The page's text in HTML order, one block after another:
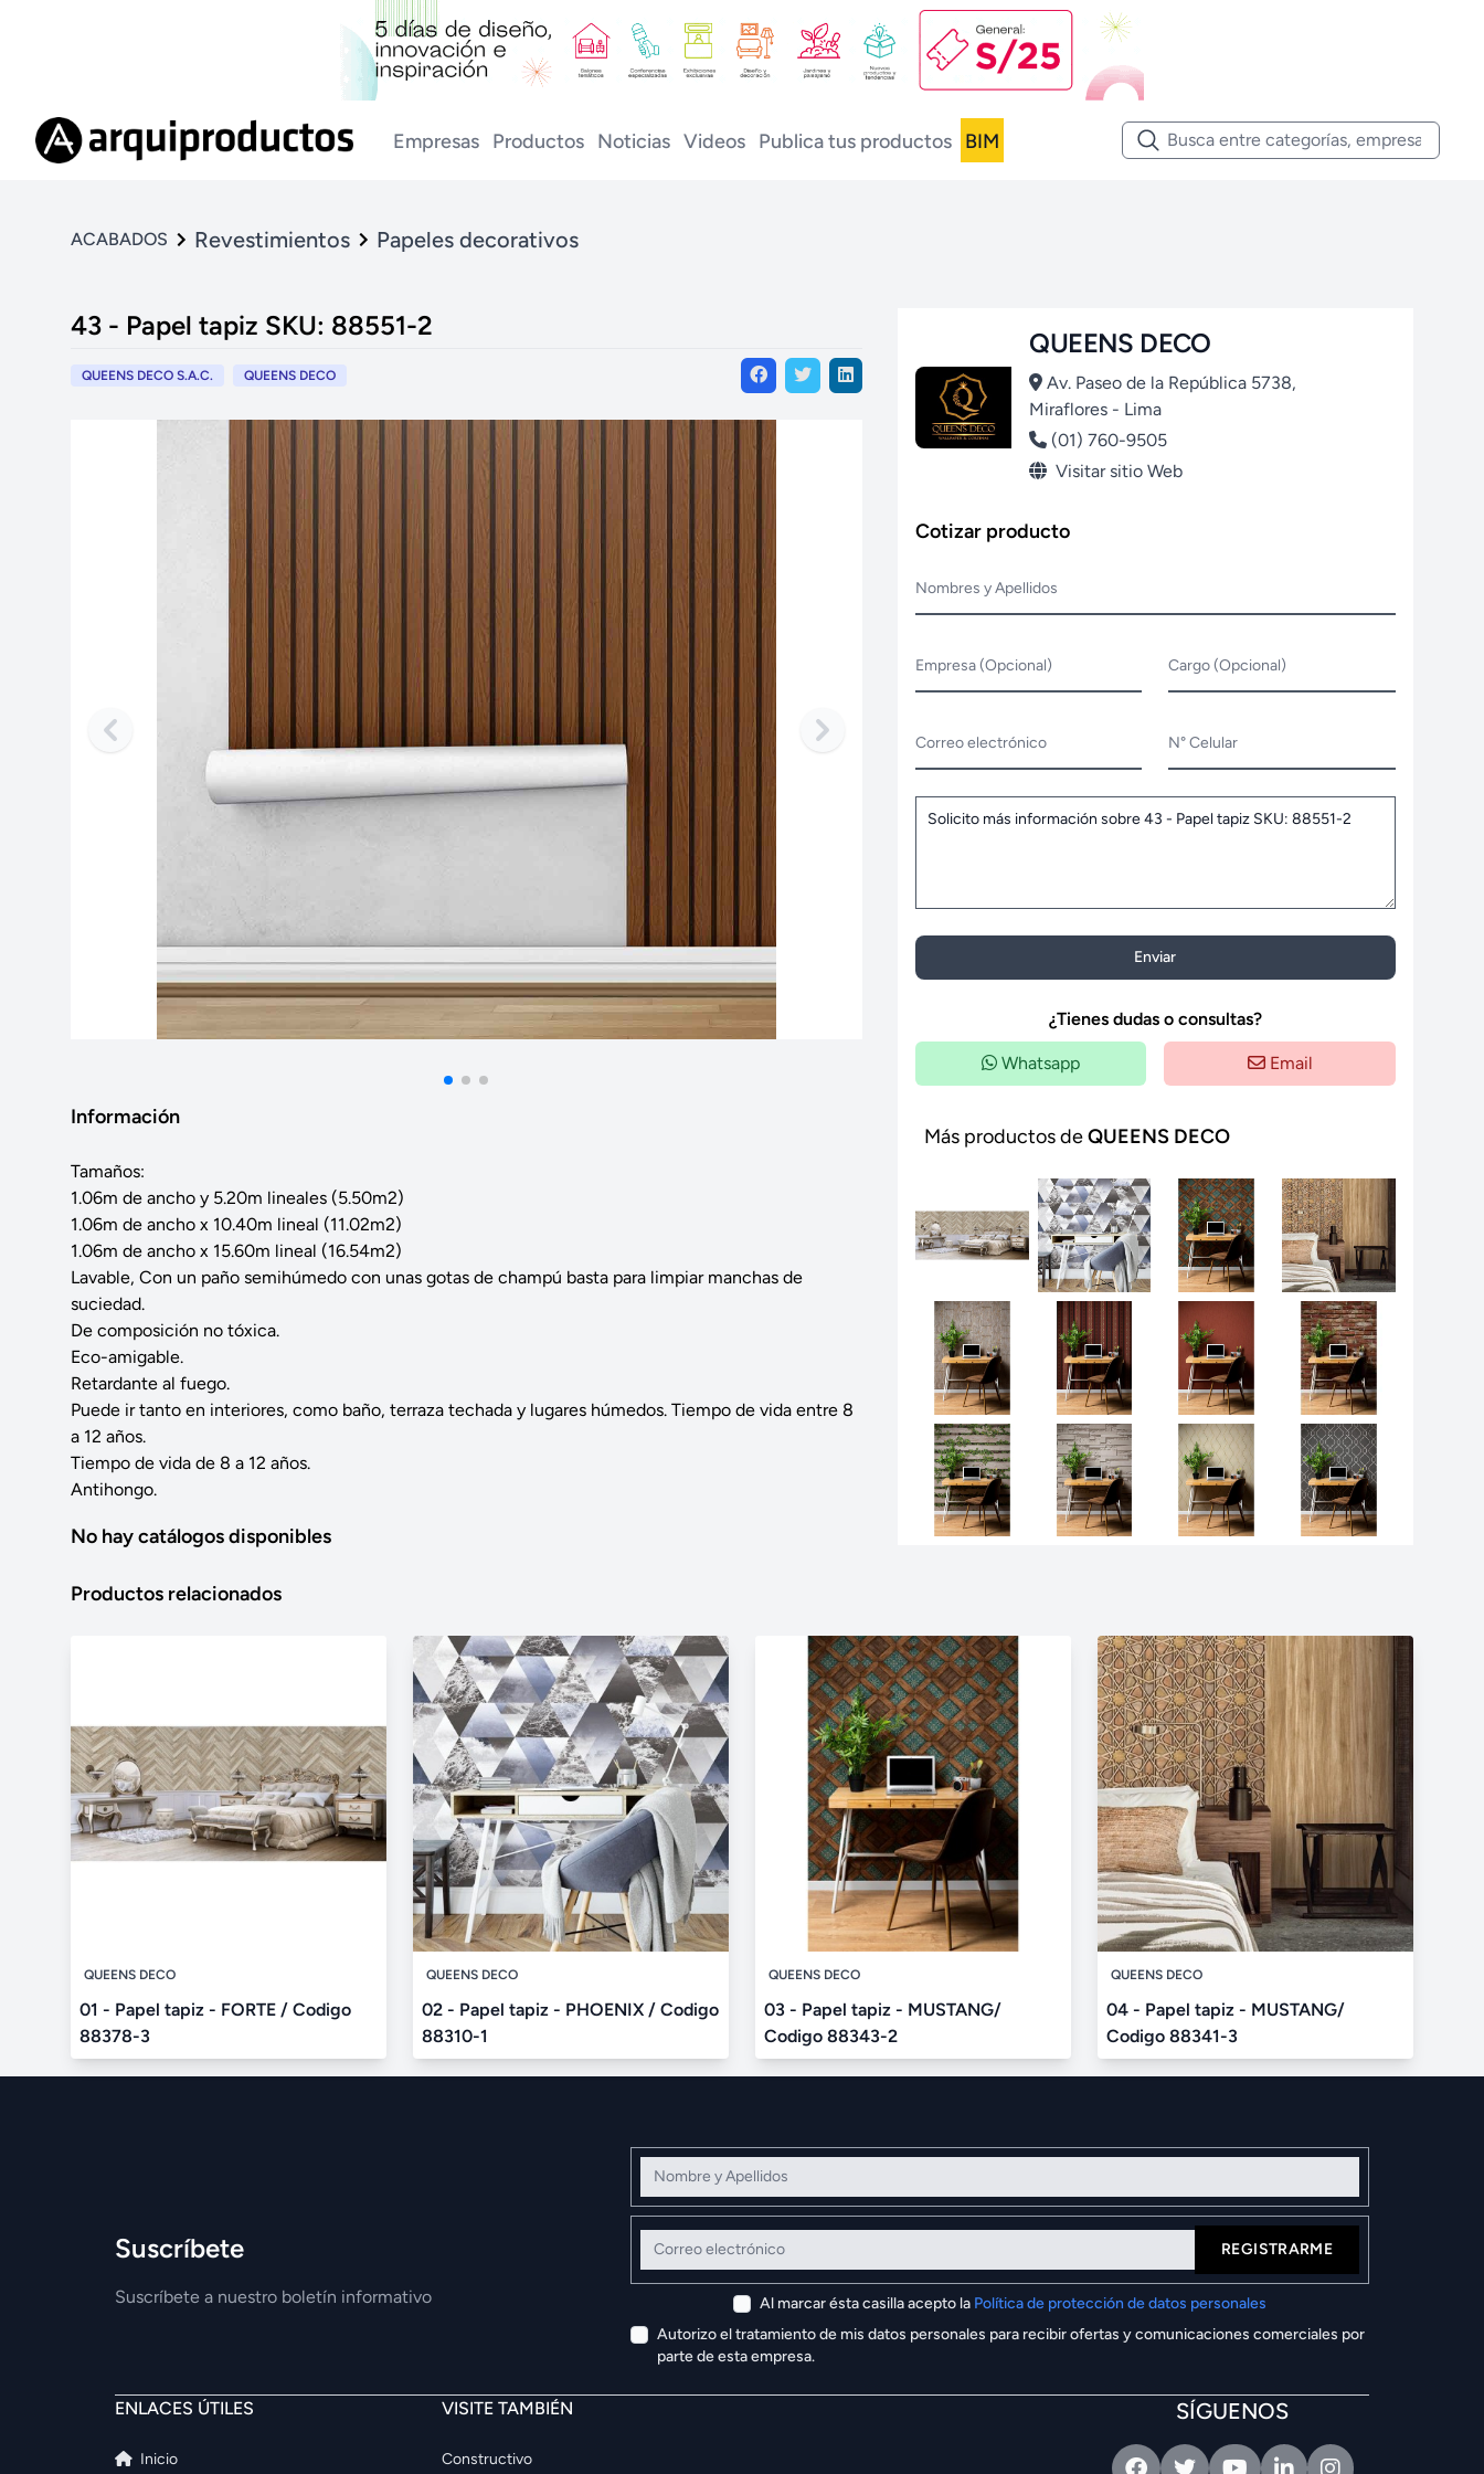
Empresas Productos Noticias Videos Publica tus productos BIM
ACABADOS Revestimientos Papeles decorativos
43 - Papel tapiz SKU: 88551-2
QUEENS DECO S.A.C. QUEENS DECO
Información
Tamaños:
1.06m de ancho y 5.20m lineales (5.50m2)
1.06m de ancho x 10.40m lineal (11.02m2)
1.06m de ancho x 15.60m lineal (16.54m2)
Lavable, Con un paño semihúmedo con unas gotas de champú basta para limpiar manchas de
suciedad.
De composición no tóxica.
Eco-amigable.
Retardante al fuego.
Puede ir tanto en interiores, como baño, terraza techada y lugares húmedos. Tiempo de vida entre 8
a 12 años.
Tiempo de vida de 8 a 12 años.
Antihongo.
No hay catálogos disponibles
QUEENS DECO
Av. Paseo de la República 5738,
Miraflores - Lima
(01) 760-9505
Visitar sitio Web
Cotizar producto
Nombres y Apellidos
Empresa (Opcional) Cargo (Opcional)
Correo electrónico N° Celular
Enviar
¿Tienes dudas o consultas?
Whatsapp Email
Más productos deQUEENS DECO
Productos relacionados
QUEENS DECO
01 - Papel tapiz - FORTE / Codigo
88378-3
QUEENS DECO
02 - Papel tapiz - PHOENIX / Codigo
88310-1
QUEENS DECO
03 - Papel tapiz - MUSTANG/
Codigo 88343-2
QUEENS DECO
04 - Papel tapiz - MUSTANG/
Codigo 88341-3
Suscríbete
Suscríbete a nuestro boletín informativo
Nombre y Apellidos
Correo electrónico
REGISTRARME
Al marcar ésta casilla acepto la Política de protección de datos personales
Autorizo el tratamiento de mis datos personales para recibir ofertas y comunicaciones comerciales por
parte de esta empresa.
ENLACES ÚTILES
Inicio
VISITE TAMBIÉN
Constructivo
SÍGUENOS
FacebookTwitterYoutubeLinkedinIntagram